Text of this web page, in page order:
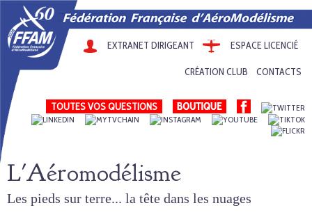
EXTRANET DIRIGEANT ESPACE LICENCIÉ
CRÉATION CLUB CONTACTS
TOUTES VOS QUESTIONS
L'Aéromodélisme
Les pieds sur terre... la tête dans les nuages